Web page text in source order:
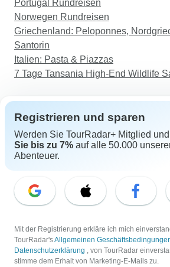
Portugal Rundreisen
Norwegen Rundreisen
Griechenland: Peloponnes,
Santorin
Italien: Pasta & Piazzas
7 Tage Tansania High-End Wildlife
Support
Kontakt
Schweiz +41 225 183 195
E-Mail: support@tourradar.com
EN DE ES FR NL
Copyright © TourRadar. Alle Rechte vorbehalten.
Registrieren und sparen
Werden Sie TourRadar+ Mitglied und
Sie bis zu 7% auf alle 50.000
Abenteuer.
Mit der Registrierung erkläre ich mich
TourRadar'sAllgemeinen
Datenschutzerklärung , von TourRadar
stimme dem Erhalt von Marketing-E-Mails zu.